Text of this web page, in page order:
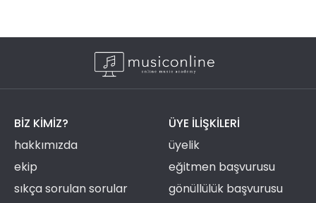
BIZ KIMIZ?
hakkımızda
ekip
sıkça sorulan sorular
ÜYE ILIŞKILERI
üyelik
eğitmen başvurusu
gönüllülük başvurusu